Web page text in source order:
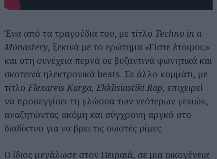
Ένα από τα τραγούδια του, με τίτλο Techno in a
Monastery, ξεκινά με το ερώτημα «Είστε έτοιμοι;»
και στη συνέχεια περνά σε βυζαντινά φωνητικά και
σκοτεινά ηλεκτρονικά beats. Σε άλλο κομμάτι, με
τίτλο Flexareis Karga, Ekklisiastiki Rap, επιχειρεί
να προσεγγίσει τη γλώσσα των νεότερων γενιών,
αναζητώντας ακόμη και σύγχρονη αργκό στο
διαδίκτυο για να βρει τις σωστές ρίμες.
Ο ίδιος μεγάλωσε στον Πειραιά, σε μια οικογένεια